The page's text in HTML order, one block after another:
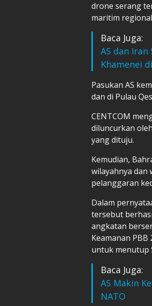
drone serang
maritim
Baca Juga:
AS dan
Khamenei
Pasukan AS
dan di Pulau
CENTCOM
diluncurkan
yang dituju.
Kemudian,
wilayahnya dan
pelanggaran
Dalam
tersebut
angkatan
Keamanan
untuk menutup
Baca Juga:
AS Makin
NATO